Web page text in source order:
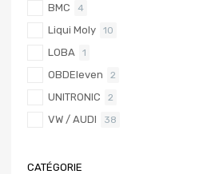
BMC 4
Liqui Moly 10
LOBA 1
OBDEleven 2
UNITRONIC 2
VW / AUDI 38
CATÉGORIE